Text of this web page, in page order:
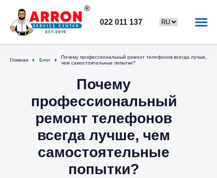
022 011 137
Главная Блог
Почему профессиональный ремонт телефонов всегда лучше,
чем самостоятельные попытки?
Почему
профессиональный
ремонт телефонов
всегда лучше, чем
самостоятельные
попытки?